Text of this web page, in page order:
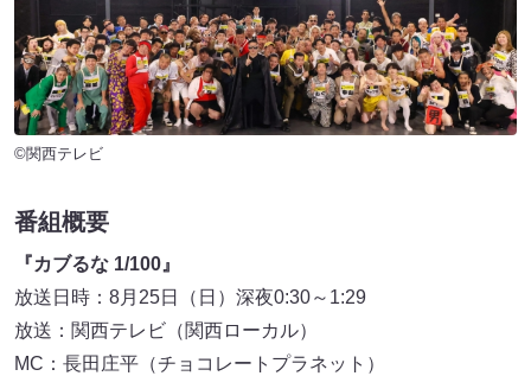
©関西テレビ
番組概要
『カブるな 1/100』
放送日時：8月25日（日）深夜0:30～1:29
放送：関西テレビ（関西ローカル）
MC：長田庄平（チョコレートプラネット）